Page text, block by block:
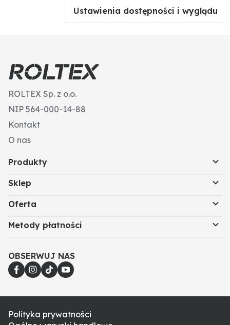
Ustawienia dostępności i wyglądu
ROLTEX Sp. z o.o.
NIP 564-000-14-88
Kontakt
O nas
Produkty
Sklep
Oferta
Metody płatności
OBSERWUJ NAS
Polityka prywatności